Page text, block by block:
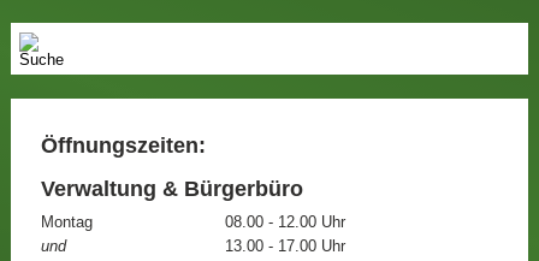
Öffnungszeiten:
Verwaltung & Bürgerbüro
Montag
08.00 - 12.00 Uhr
und
13.00 - 17.00 Uhr